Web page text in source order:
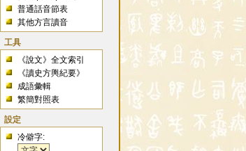
普通話音節表
其他方言讀音
工具
《說文》全文索引
《讀史方輿紀要》
成語彙輯
繁簡對照表
設定
冷僻字: